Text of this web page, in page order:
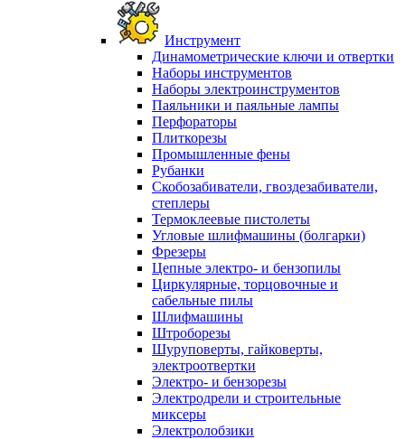
Инструмент
Динамометрические ключи и отвертки
Наборы инструментов
Наборы электроинструментов
Паяльники и паяльные лампы
Перфораторы
Плиткорезы
Промышленные фены
Рубанки
Скобозабиватели, гвоздезабиватели,
степлеры
Термоклеевые пистолеты
Угловые шлифмашины (болгарки)
Фрезеры
Цепные электро- и бензопилы
Циркулярные, торцовочные и
сабельные пилы
Шлифмашины
Штроборезы
Шуруповерты, гайковерты,
электроотвертки
Электро- и бензорезы
Электродрели и строительные
миксеры
Электролобзики